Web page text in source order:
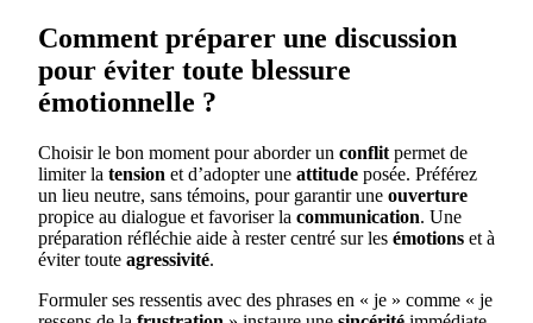
Comment préparer une discussion
pour éviter toute blessure
émotionnelle ?
Choisir le bon moment pour aborder un conflit permet de
limiter la tension et d’adopter une attitude posée. Préférez
un lieu neutre, sans témoins, pour garantir une ouverture
propice au dialogue et favoriser la communication. Une
préparation réfléchie aide à rester centré sur les émotions et à
éviter toute agressivité.
Formuler ses ressentis avec des phrases en « je » comme « je